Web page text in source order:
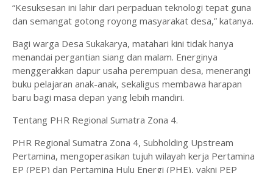
“Kesuksesan ini lahir dari perpaduan teknologi tepat guna
dan semangat gotong royong masyarakat desa,” katanya.
Bagi warga Desa Sukakarya, matahari kini tidak hanya
menandai pergantian siang dan malam. Energinya
menggerakkan dapur usaha perempuan desa, menerangi
buku pelajaran anak-anak, sekaligus membawa harapan
baru bagi masa depan yang lebih mandiri.
Tentang PHR Regional Sumatra Zona 4.
PHR Regional Sumatra Zona 4, Subholding Upstream
Pertamina, mengoperasikan tujuh wilayah kerja Pertamina
EP (PEP) dan Pertamina Hulu Energi (PHE), yakni PEP